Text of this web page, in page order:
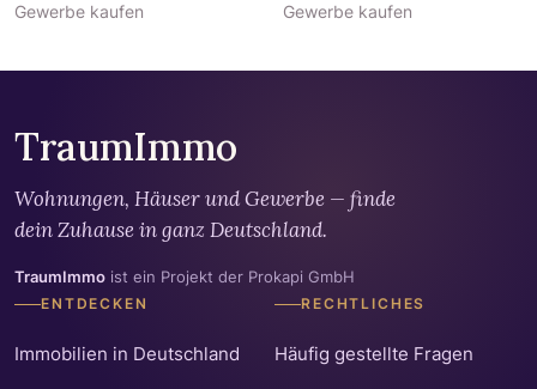
Gewerbe kaufen
Gewerbe kaufen
TraumImmo
Wohnungen, Häuser und Gewerbe — finde
dein Zuhause in ganz Deutschland.
TraumImmo ist ein Projekt der Prokapi GmbH
ENTDECKEN
Immobilien in Deutschland
RECHTLICHES
Häufig gestellte Fragen